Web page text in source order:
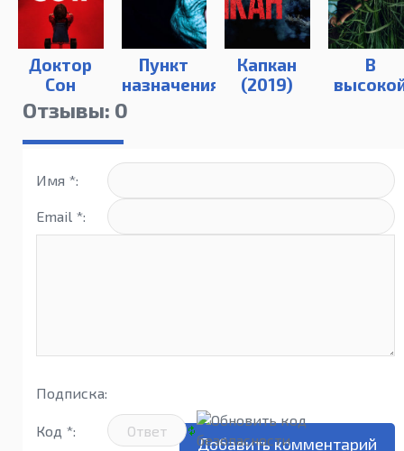
Доктор
Сон
(2019)
Пункт
назначения
Капкан
(2019)
В
Отзывы: 0
Имя *:
Email *:
Подписка:
Код *: